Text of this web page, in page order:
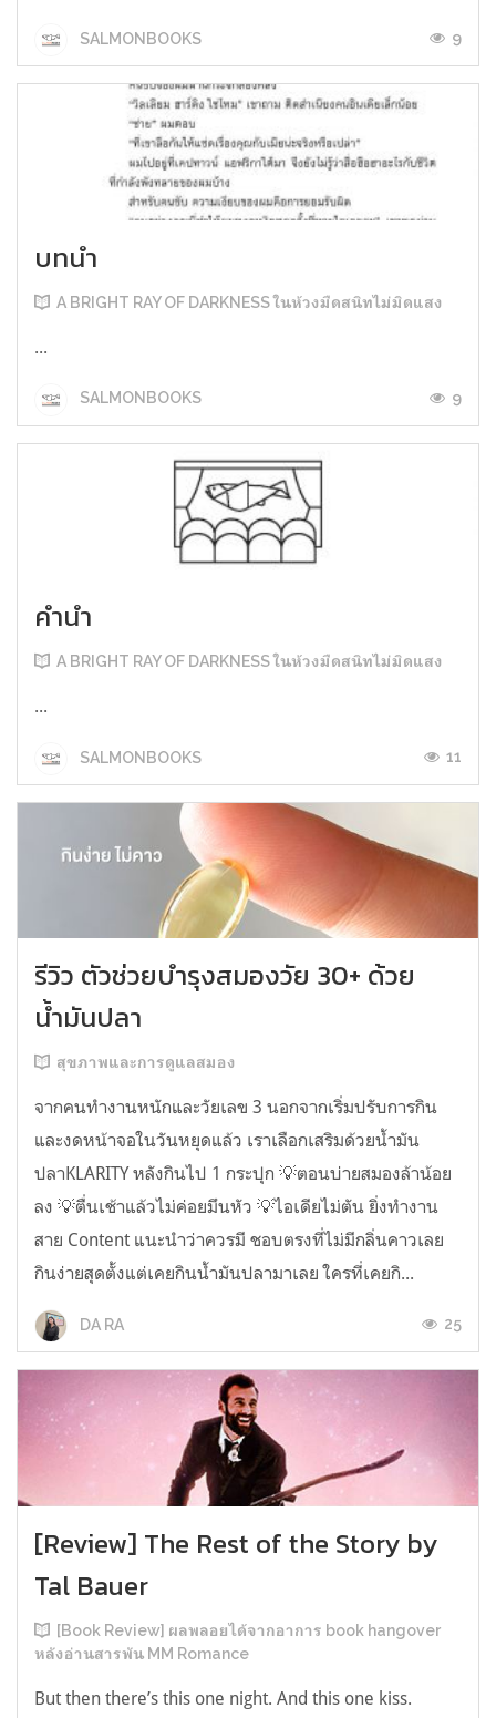
SALMONBOOKS 9
บทนำ
A BRIGHT RAY OF DARKNESS ในห้วงมืดสนิทไม่มิดแสง
...
SALMONBOOKS 9
คำนำ
A BRIGHT RAY OF DARKNESS ในห้วงมืดสนิทไม่มิดแสง
...
SALMONBOOKS 11
รีวิว ตัวช่วยบำรุงสมองวัย 30+ ด้วย
น้ำมันปลา
สุขภาพและการดูแลสมอง
จากคนทำงานหนักและวัยเลข 3 นอกจากเริ่มปรับการกิน
และงดหน้าจอในวันหยุดแล้ว เราเลือกเสริมด้วยน้ำมัน
ปลาKLARITY หลังกินไป 1 กระปุก 💡ตอนบ่ายสมองล้าน้อย
ลง 💡ตื่นเช้าแล้วไม่ค่อยมึนหัว 💡ไอเดียไม่ตัน ยิ่งทำงาน
สาย Content แนะนำว่าควรมี ชอบตรงที่ไม่มีกลิ่นคาวเลย
กินง่ายสุดตั้งแต่เคยกินน้ำมันปลามาเลย ใครที่เคยกิ...
DA RA 25
[Review] The Rest of the Story by
Tal Bauer
[Book Review] ผลพลอยได้จากอาการ book hangover
หลังอ่านสารพัน MM Romance
But then there’s this one night. And this one kiss.